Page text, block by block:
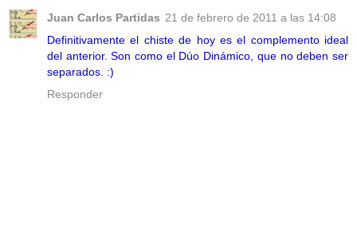
Juan Carlos Partidas 21 de febrero de 2011 a las 14:08
Definitivamente el chiste de hoy es el complemento ideal
del anterior. Son como el Dúo Dinámico, que no deben ser
separados. :)
Responder